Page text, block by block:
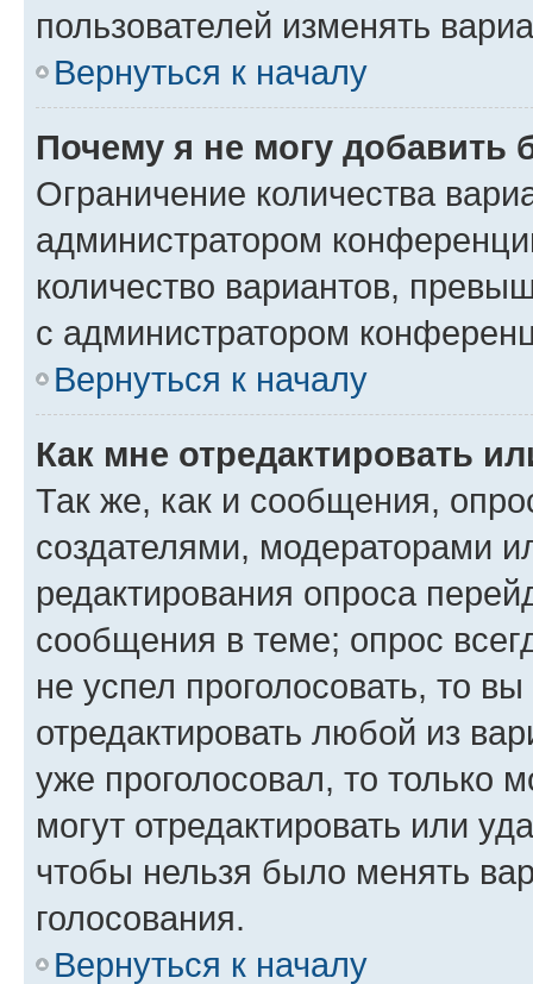
пользователей изменять
Вернуться к началу
Почему я не могу добавить
Ограничение количества
администратором
количество вариантов,
с администратором
Вернуться к началу
Как мне отредактировать
Так же, как и сообщения,
создателями, модераторами
редактирования опроса
сообщения в теме; опрос
не успел проголосовать, то
отредактировать любой из
уже проголосовал, то только
могут отредактировать или
чтобы нельзя было менять
голосования.
Вернуться к началу